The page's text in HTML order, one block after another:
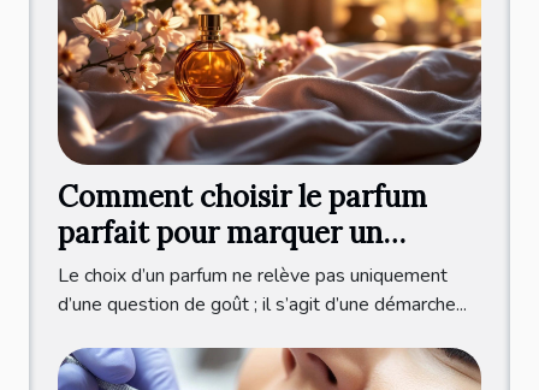
Comment choisir le parfum
parfait pour marquer un
nouveau départ ?
Le choix d’un parfum ne relève pas uniquement
d’une question de goût ; il s’agit d’une démarche...